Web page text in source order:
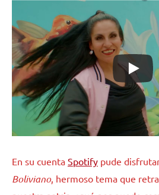
En su cuenta Spotify pude
Boliviano, hermoso tema que